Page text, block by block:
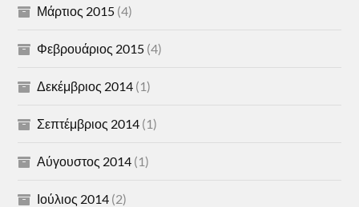
Μάρτιος 2015 (4)
Φεβρουάριος 2015 (4)
Δεκέμβριος 2014 (1)
Σεπτέμβριος 2014 (1)
Αύγουστος 2014 (1)
Ιούλιος 2014 (2)